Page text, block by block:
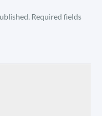
Required fields